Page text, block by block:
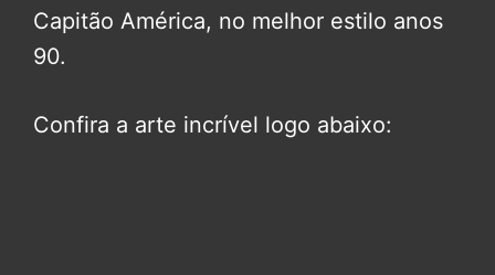
Capitão América, no melhor estilo anos
90.
Confira a arte incrível logo abaixo: